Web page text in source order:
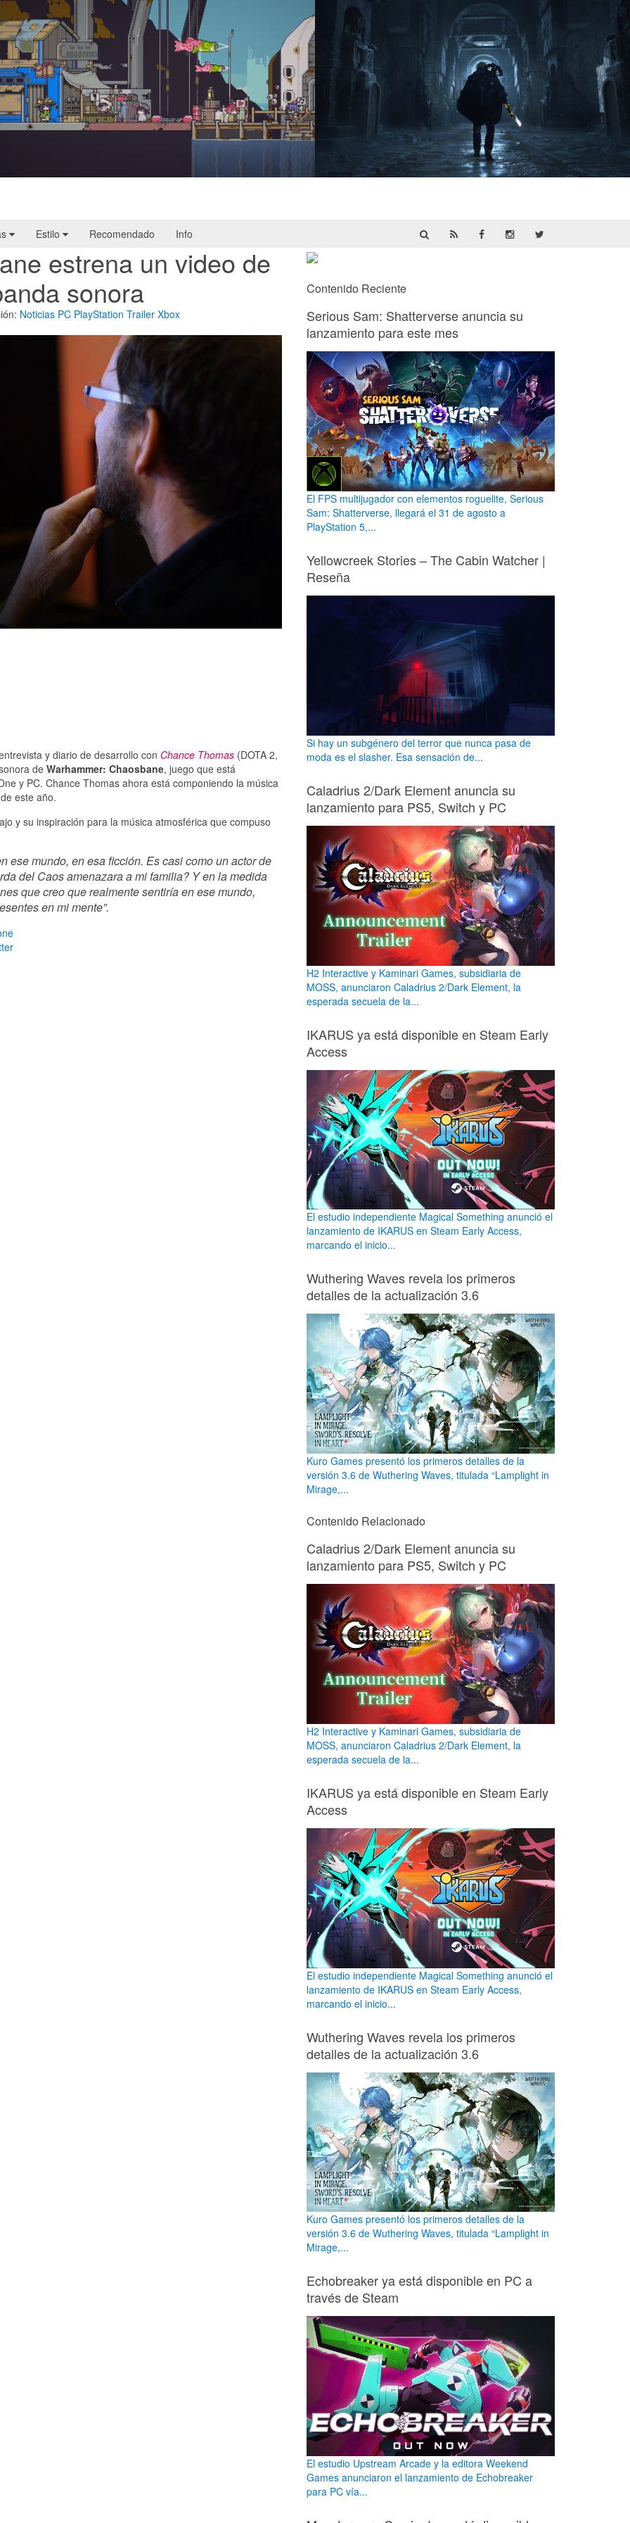
Estilo Recomendado Info
estrena un video de
sonora
Noticias PC PlayStation Trailer Xbox
y diario de desarrollo con Chance Thomas (DOTA 2,
de Warhammer: Chaosbane, juego que está
y PC. Chance Thomas ahora está componiendo la música
este año.
y su inspiración para la música atmosférica que compuso
ese mundo, en esa ficción. Es casi como un actor de
del Caos amenazara a mi familia? Y en la medida
que creo que realmente sentiría en ese mundo,
en mi mente”.
Contenido Reciente
Serious Sam: Shatterverse anuncia su
lanzamiento para este mes
El FPS multijugador con elementos roguelite, Serious
Sam: Shatterverse, llegará el 31 de agosto a
PlayStation 5,...
Yellowcreek Stories – The Cabin Watcher |
Reseña
Si hay un subgénero del terror que nunca pasa de
moda es el slasher. Esa sensación de...
Caladrius 2/Dark Element anuncia su
lanzamiento para PS5, Switch y PC
H2 Interactive y Kaminari Games, subsidiaria de
MOSS, anunciaron Caladrius 2/Dark Element, la
esperada secuela de la...
IKARUS ya está disponible en Steam Early
Access
El estudio independiente Magical Something anunció el
lanzamiento de IKARUS en Steam Early Access,
marcando el inicio...
Wuthering Waves revela los primeros
detalles de la actualización 3.6
Kuro Games presentó los primeros detalles de la
versión 3.6 de Wuthering Waves, titulada “Lamplight in
Mirage,...
Contenido Relacionado
Caladrius 2/Dark Element anuncia su
lanzamiento para PS5, Switch y PC
H2 Interactive y Kaminari Games, subsidiaria de
MOSS, anunciaron Caladrius 2/Dark Element, la
esperada secuela de la...
IKARUS ya está disponible en Steam Early
Access
El estudio independiente Magical Something anunció el
lanzamiento de IKARUS en Steam Early Access,
marcando el inicio...
Wuthering Waves revela los primeros
detalles de la actualización 3.6
Kuro Games presentó los primeros detalles de la
versión 3.6 de Wuthering Waves, titulada “Lamplight in
Mirage,...
Echobreaker ya está disponible en PC a
través de Steam
El estudio Upstream Arcade y la editora Weekend
Games anunciaron el lanzamiento de Echobreaker
para PC vía...